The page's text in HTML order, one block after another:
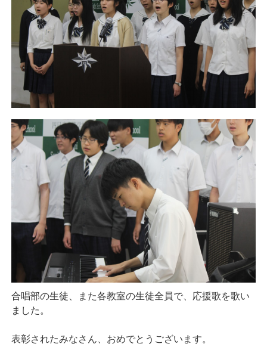
合唱部の生徒、また各教室の生徒全員で、応援歌を歌い
ました。
表彰されたみなさん、おめでとうございます。